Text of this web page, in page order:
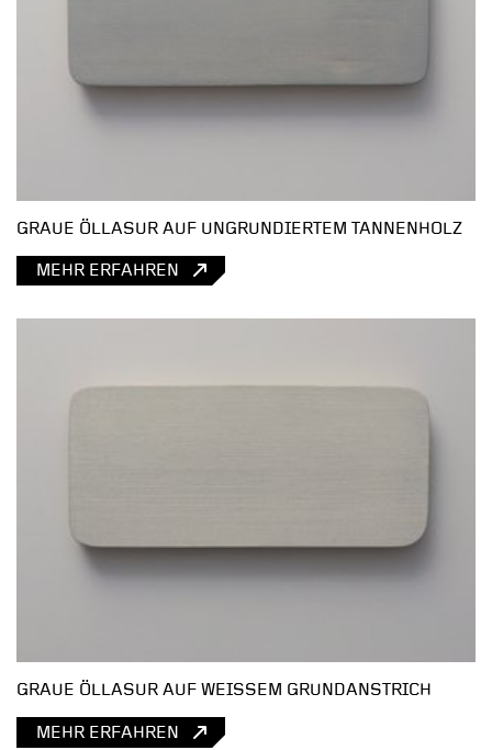
GRAUE ÖLLASUR AUF UNGRUNDIERTEM TANNENHOLZ
MEHR ERFAHREN
GRAUE ÖLLASUR AUF WEISSEM GRUNDANSTRICH
MEHR ERFAHREN